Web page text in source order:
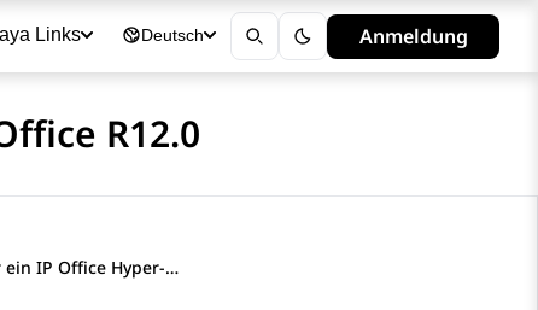
Links Deutsch Anmeldung
R12.0
Checkliste für ein IP Office Hyper-V-Upgrade auf R12.0.x